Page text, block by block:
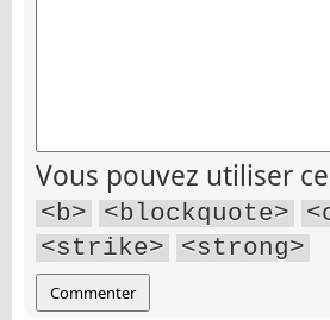
Vous pouvez utiliser
<b>
<blockquote>
<strike>
<strong>